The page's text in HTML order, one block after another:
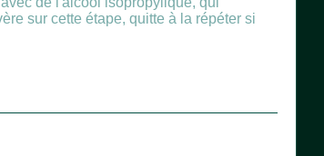
sur cette étape, quitte à la répéter si